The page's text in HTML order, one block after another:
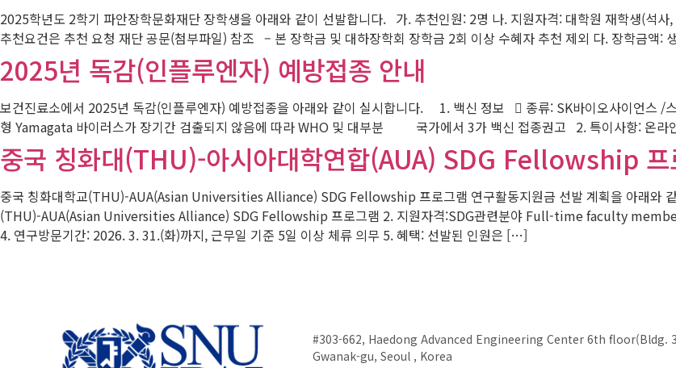
2025학년도 2학기 파안장학문화재단 장학생을 아래와 같이 선발합니다. 가. 추천인원: 2명 나. 지원자격: 대학원 재학생(석사
추천요건은 추천 요청 재단 공문(첨부파일) 참조 – 본 장학금 및 대하장학회 장학금 2회 이상 수혜자 추천 제외 다. 장학금액
2025년 독감(인플루엔자) 예방접종 안내
보건진료소에서 2025년 독감(인플루엔자) 예방접종을 아래와 같이 실시합니다. 1. 백신 정보  종류: SK바이오사이언
형 Yamagata 바이러스가 장기간 검출되지 않음에 따라 WHO 및 대부분 국가에서 3가 백신 접종권고 2. 특이사항: 온
중국 칭화대(THU)-아시아대학연합(AUA) SDG Fellowship 프
중국 칭화대학교(THU)-AUA(Asian Universities Alliance) SDG Fellowship 프로그램 연구활동지원금 선발 계획을 아래와
(THU)-AUA(Asian Universities Alliance) SDG Fellowship 프로그램 2. 지원자격:SDG관련분야 Full-time faculty
4. 연구방문기간: 2026. 3. 31.(화)까지, 근무일 기준 5일 이상 체류 의무 5. 혜택: 선발된 인원은 […]
#303-662, Haedong Advanced Engineering Center 6th floor(Bldg.
Gwanak-gu, Seoul , Korea